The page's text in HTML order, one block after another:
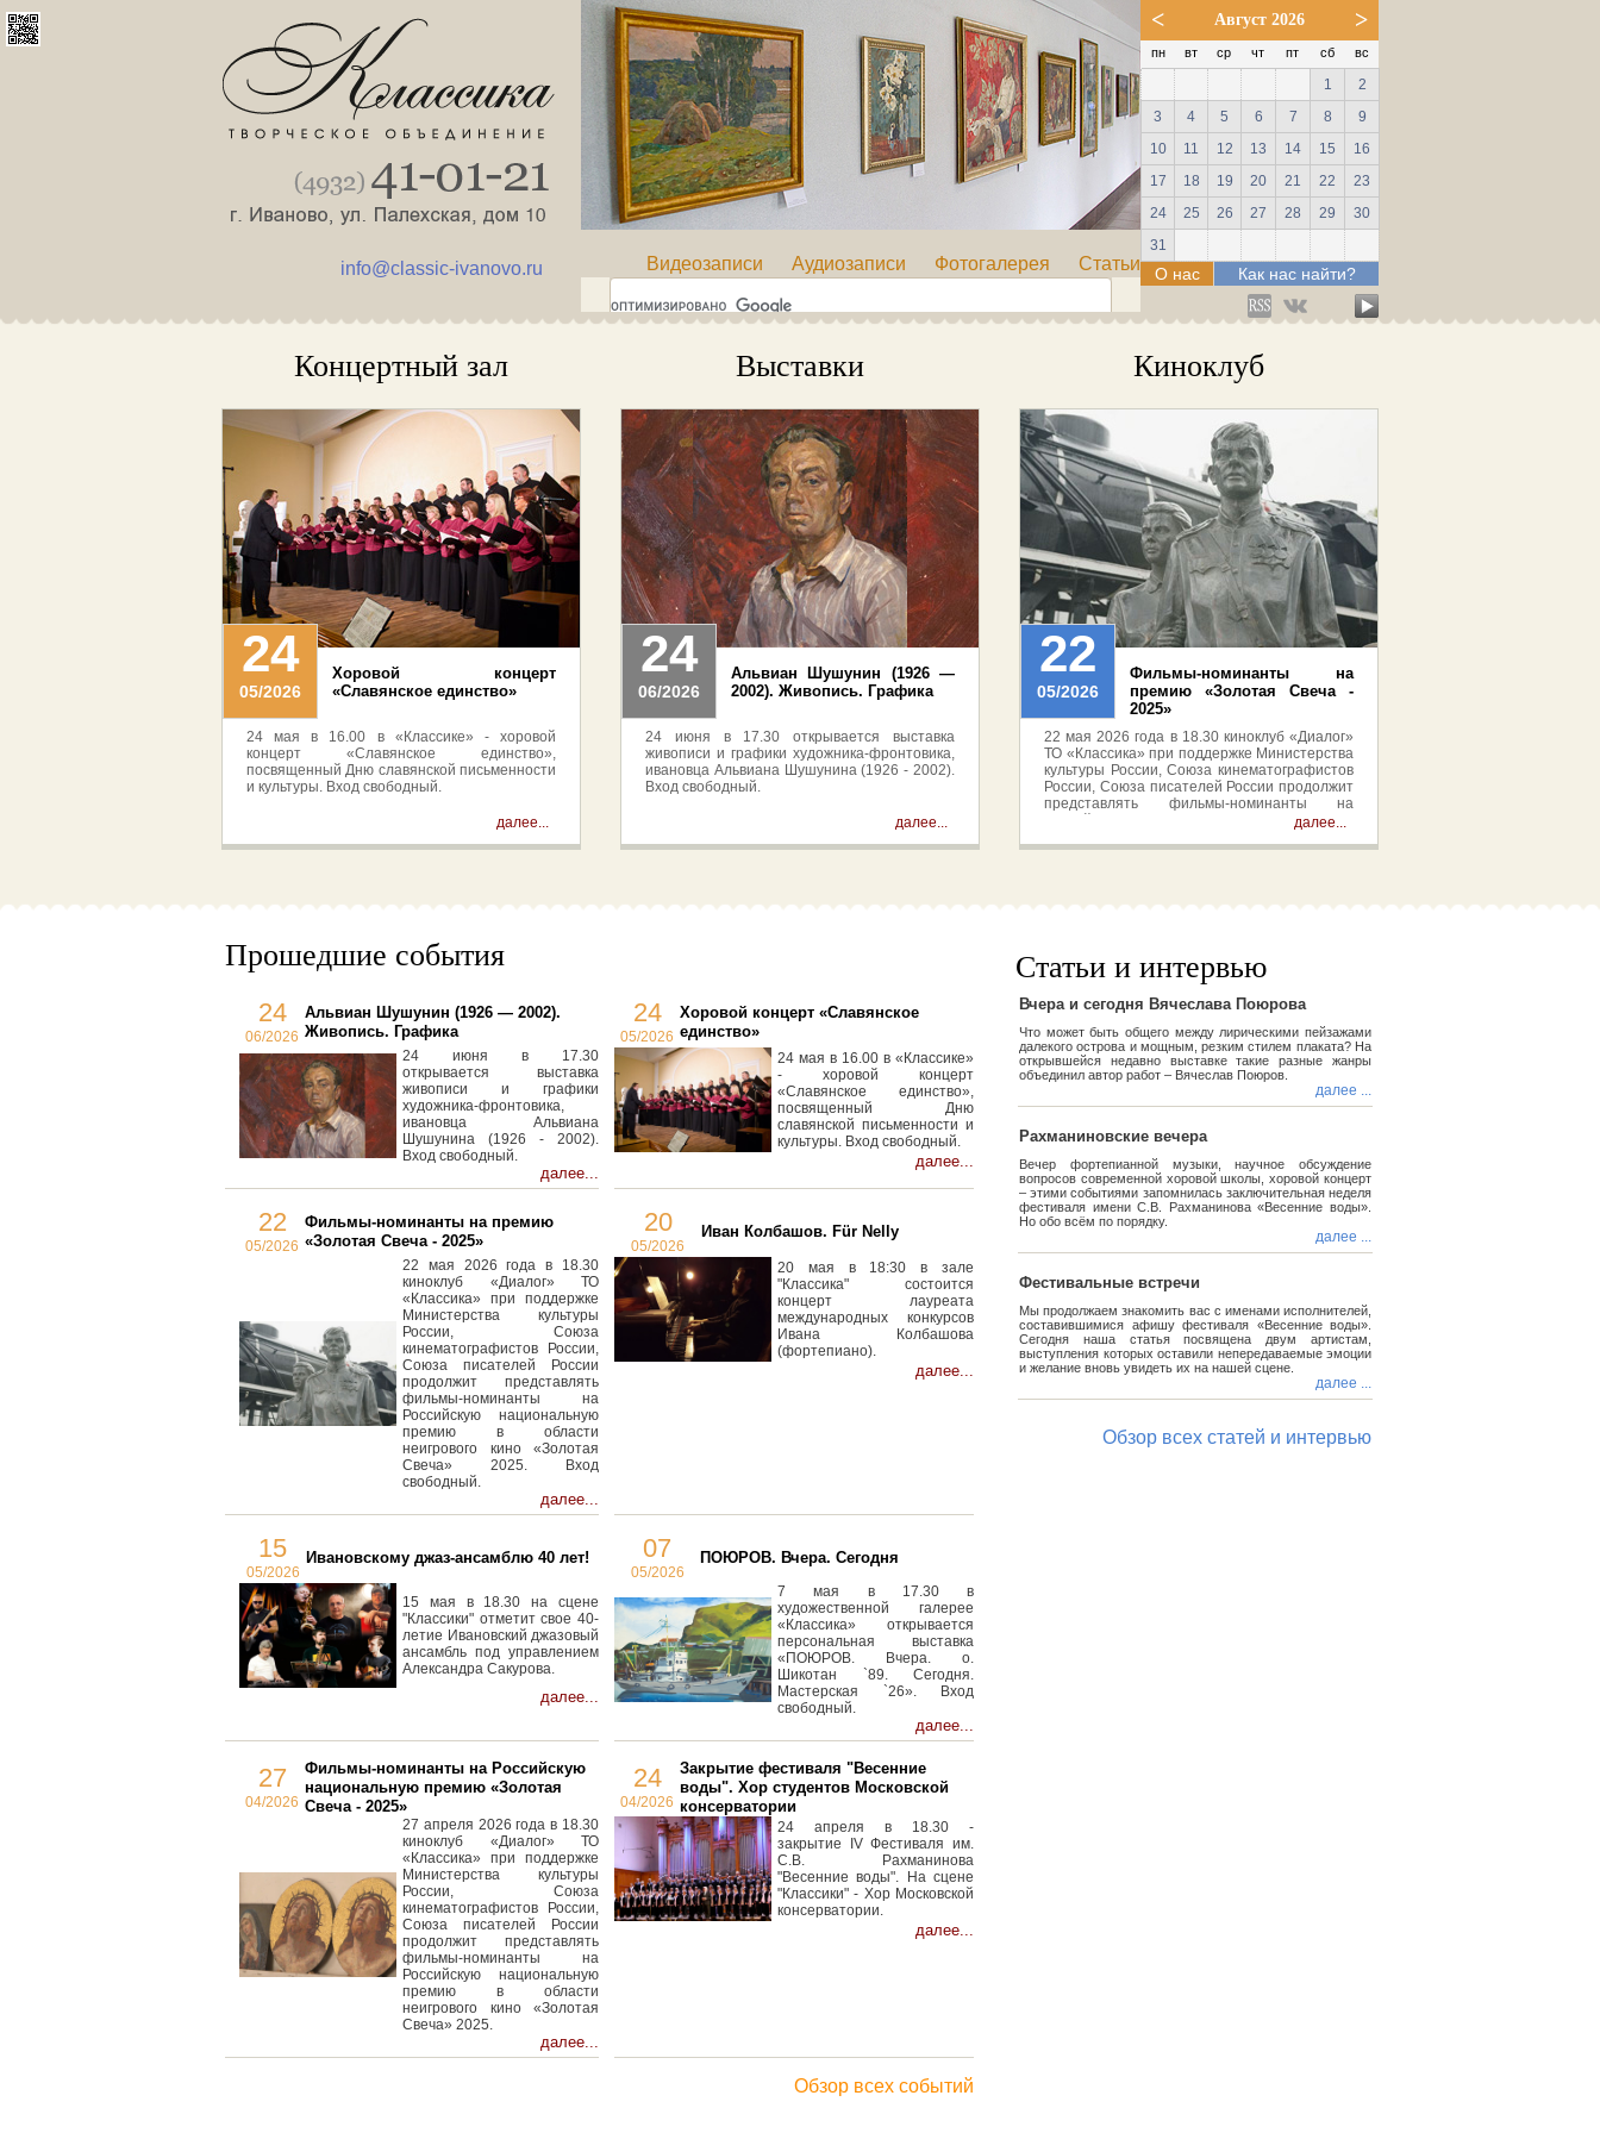
< Август 2026 >
пн вт ср чт пт сб вс
1
2
3
4 5 6 7 8
9
10
11 12 13 14 15
16
17
18 19 20 21 22
23
24
25 26 27 28 29
30
31
О нас Как нас найти?
info@classic-ivanovo.ru Видеозаписи Аудиозаписи Фотогалерея Статьи
Концертный зал Выставки Киноклуб
Хоровой концерт
«Славянское единство»
24 мая в 16.00 в «Классике» - хоровой
концерт «Славянское единство»,
посвященный Дню славянской письменности
и культуры. Вход свободный.
далее...
24
05/2026
Альвиан Шушунин (1926 —
2002). Живопись. Графика
24 июня в 17.30 открывается выставка
живописи и графики художника-фронтовика,
ивановца Альвиана Шушунина (1926 - 2002).
Вход свободный.
далее...
24
06/2026
Фильмы-номинанты на
премию «Золотая Свеча -
2025»
22 мая 2026 года в 18.30 киноклуб «Диалог»
ТО «Классика» при поддержке Министерства
культуры России, Союза кинематографистов
России, Союза писателей России продолжит
представлять фильмы-номинанты на
Российскую национальную премию в области
свободный.
далее...
22
05/2026
Прошедшие события
24
06/2026
Альвиан Шушунин (1926 — 2002).
Живопись. Графика
24 июня в 17.30
открывается выставка
живописи и графики
художника-фронтовика,
ивановца Альвиана
Шушунина (1926 - 2002).
Вход свободный.
далее...
24
05/2026
Хоровой концерт «Славянское
единство»
24 мая в 16.00 в «Классике»
- хоровой концерт
«Славянское единство»,
посвященный Дню
славянской письменности и
культуры. Вход свободный.
далее...
22
05/2026
Фильмы-номинанты на премию
«Золотая Свеча - 2025»
22 мая 2026 года в 18.30
киноклуб «Диалог» ТО
«Классика» при поддержке
Министерства культуры
России, Союза
кинематографистов России,
Союза писателей России
продолжит представлять
фильмы-номинанты на
Российскую национальную
премию в области
неигрового кино «Золотая
Свеча» 2025. Вход
свободный.
далее...
20
05/2026
Иван Колбашов. Für Nelly
20 мая в 18:30 в зале
"Классика" состоится
концерт лауреата
международных конкурсов
Ивана Колбашова
(фортепиано).
далее...
15
05/2026
Ивановскому джаз-ансамблю 40 лет!
15 мая в 18.30 на сцене
"Классики" отметит свое 40-
летие Ивановский джазовый
ансамбль под управлением
Александра Сакурова.
далее...
07
05/2026
ПОЮРОВ. Вчера. Сегодня
7 мая в 17.30 в
художественной галерее
«Классика» открывается
персональная выставка
«ПОЮРОВ. Вчера. о.
Шикотан `89. Сегодня.
Мастерская `26». Вход
свободный.
далее...
27
04/2026
Фильмы-номинанты на Российскую
национальную премию «Золотая
Свеча - 2025»
27 апреля 2026 года в 18.30
киноклуб «Диалог» ТО
«Классика» при поддержке
Министерства культуры
России, Союза
кинематографистов России,
Союза писателей России
продолжит представлять
фильмы-номинанты на
Российскую национальную
премию в области
неигрового кино «Золотая
Свеча» 2025.
далее...
24
04/2026
Закрытие фестиваля "Весенние
воды". Хор студентов Московской
консерватории
24 апреля в 18.30 -
закрытие IV Фестиваля им.
С.В. Рахманинова
"Весенние воды". На сцене
"Классики" - Хор Московской
консерватории.
далее...
Обзор всех событий
Статьи и интервью
Вчера и сегодня Вячеслава Поюрова
Что может быть общего между лирическими пейзажами
далекого острова и мощным, резким стилем плаката? На
открывшейся недавно выставке такие разные жанры
объединил автор работ – Вячеслав Поюров.
далее ...
Рахманиновские вечера
Вечер фортепианной музыки, научное обсуждение
вопросов современной хоровой школы, хоровой концерт
– этими событиями запомнилась заключительная неделя
фестиваля имени С.В. Рахманинова «Весенние воды».
Но обо всём по порядку.
далее ...
Фестивальные встречи
Мы продолжаем знакомить вас с именами исполнителей,
составившимися афишу фестиваля «Весенние воды».
Сегодня наша статья посвящена двум артистам,
выступления которых оставили непередаваемые эмоции
и желание вновь увидеть их на нашей сцене.
далее ...
Обзор всех статей и интервью